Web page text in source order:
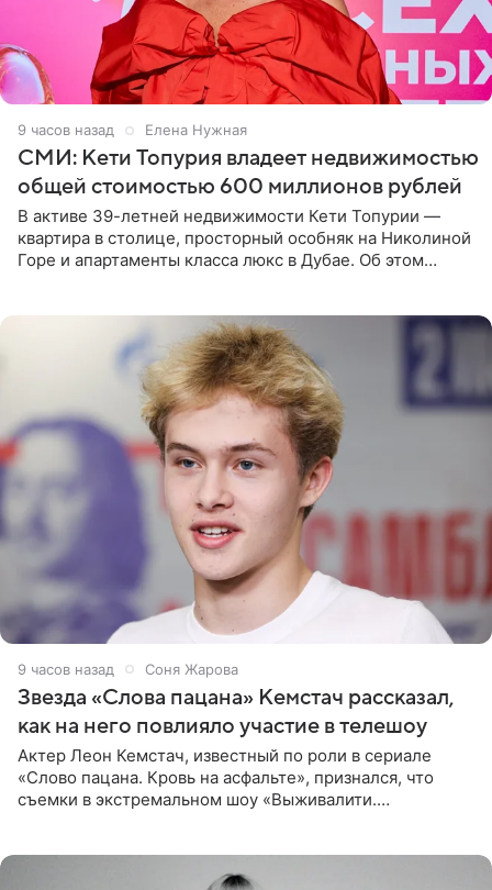
9 часов назад Елена Нужная
СМИ: Кети Топурия владеет недвижимостью
общей стоимостью 600 миллионов рублей
В активе 39-летней недвижимости Кети Топурии —
квартира в столице, просторный особняк на Николиной
Горе и апартаменты класса люкс в Дубае. Об этом
9 часов назад Соня Жарова
Звезда «Слова пацана» Кемстач рассказал,
как на него повлияло участие в телешоу
Актер Леон Кемстач, известный по роли в сериале
«Слово пацана. Кровь на асфальте», признался, что
съемки в экстремальном шоу «Выживалити.